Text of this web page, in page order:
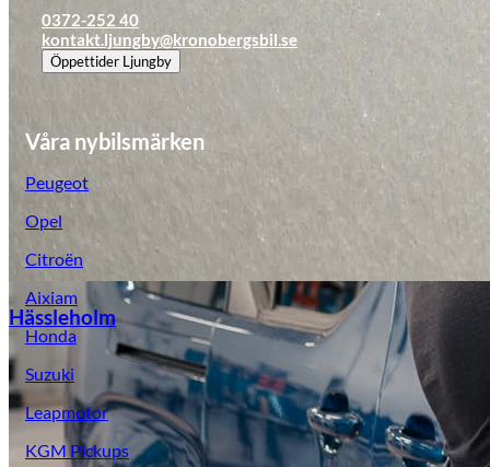
Hässleholm
0372-252 40
kontakt.ljungby@kronobergsbil.se
Öppettider Ljungby
Våra nybilsmärken
Peugeot
Opel
Citroën
Aixiam
Honda
Suzuki
Leapmotor
KGM Pickups